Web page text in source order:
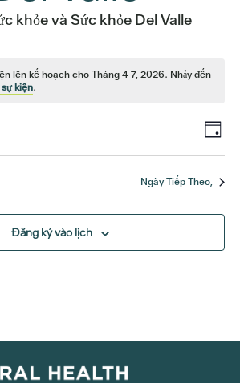
khỏe và Sức khỏe Del Valle
lên kế hoạch cho Tháng 4 7, 2026. Nhảy đến
kiện.
Sự
Ngày
Ngày Tiếp Theo,
Đăng ký vào lịch